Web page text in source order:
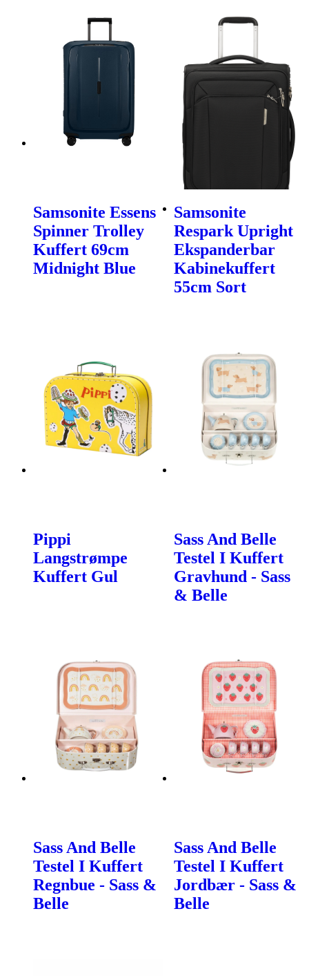
Samsonite Essens
Spinner Trolley
Kuffert 69cm
Midnight Blue
Samsonite
Respark Upright
Ekspanderbar
Kabinekuffert
55cm Sort
Pippi
Langstrømpe
Kuffert Gul
Sass And Belle
Testel I Kuffert
Gravhund - Sass
& Belle
Sass And Belle
Testel I Kuffert
Regnbue - Sass &
Belle
Sass And Belle
Testel I Kuffert
Jordbær - Sass &
Belle